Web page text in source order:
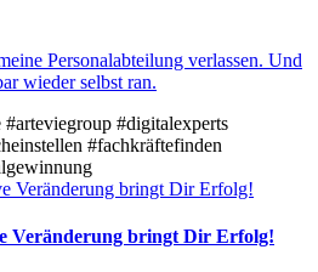
Personalabteilung verlassen. Und
wieder selbst ran.
#arteviegroup #digitalexperts
#fachkräftefinden
Veränderung bringt Dir Erfolg!